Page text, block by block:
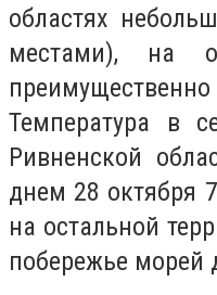
областях
местами), на
Температура в
Ривненской
днем 28 октября
на остальной
побережье морей